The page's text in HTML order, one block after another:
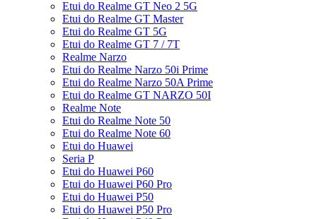
Etui do Realme GT Neo 2 5G
Etui do Realme GT Master
Etui do Realme GT 5G
Etui do Realme GT 7 / 7T
Realme Narzo
Etui do Realme Narzo 50i Prime
Etui do Realme Narzo 50A Prime
Etui do Realme GT NARZO 50I
Realme Note
Etui do Realme Note 50
Etui do Realme Note 60
Etui do Huawei
Seria P
Etui do Huawei P60
Etui do Huawei P60 Pro
Etui do Huawei P50
Etui do Huawei P50 Pro